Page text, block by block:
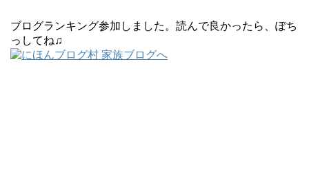
ブログランキング参加しました。読んで良かったら、ぽち
っしてね♫